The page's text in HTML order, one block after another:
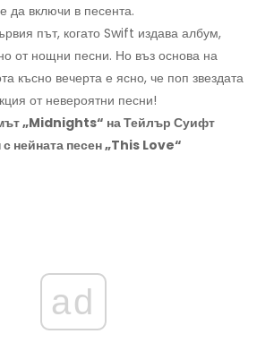
да включи в песента.
път, когато Swift издава албум,
от нощни песни. Но въз основа на
късно вечерта е ясно, че поп звездата
от невероятни песни!
„Midnights“ на Тейлър Суифт
нейната песен „This Love“
ad